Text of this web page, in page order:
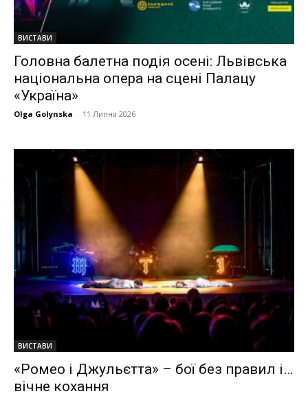
ВИСТАВИ
Головна балетна подія осені: Львівська
національна опера на сцені Палацу
«Україна»
Olga Golynska - 11 Липня 2026
ВИСТАВИ
«Ромео і Джульєтта» – бої без правил і…
вічне кохання